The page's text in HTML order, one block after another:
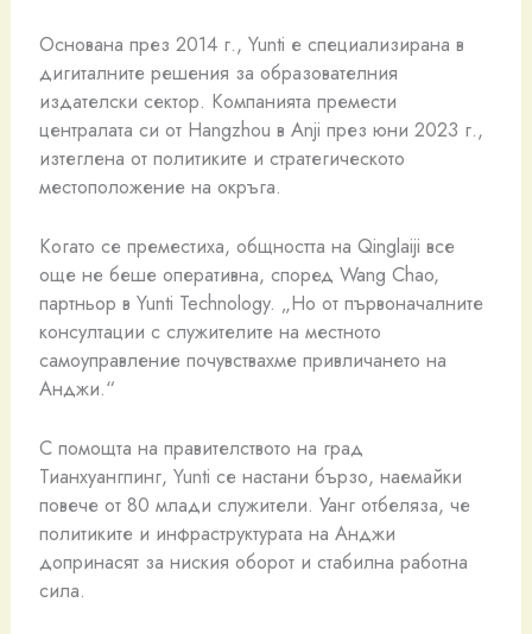
Основана през 2014 г., Yunti е специализирана в
дигиталните решения за образователния
издателски сектор. Компанията премести
централата си от Hangzhou в Anji през юни 2023 г.,
изтеглена от политиките и стратегическото
местоположение на окръга.
Когато се преместиха, общността на Qinglaiji все
още не беше оперативна, според Wang Chao,
партньор в Yunti Technology. „Но от първоначалните
консултации с служителите на местното
самоуправление почувствахме привличането на
Анджи.“
С помощта на правителството на град
Тианхуангпинг, Yunti се настани бързо, наемайки
повече от 80 млади служители. Уанг отбеляза, че
политиките и инфраструктурата на Анджи
допринасят за ниския оборот и стабилна работна
сила.